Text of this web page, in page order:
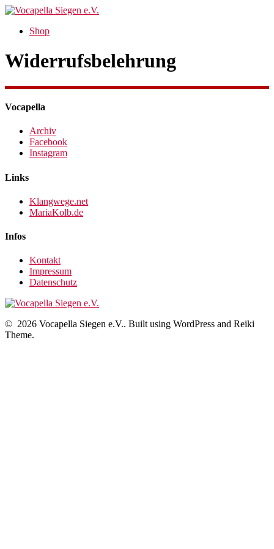
Shop
Widerrufsbelehrung
Vocapella
Archiv
Facebook
Instagram
Links
Klangwege.net
MariaKolb.de
Infos
Kontakt
Impressum
Datenschutz
© 2026 Vocapella Siegen e.V.. Built using WordPress and Reiki
Theme.